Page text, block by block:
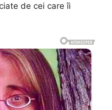
de cei care îi